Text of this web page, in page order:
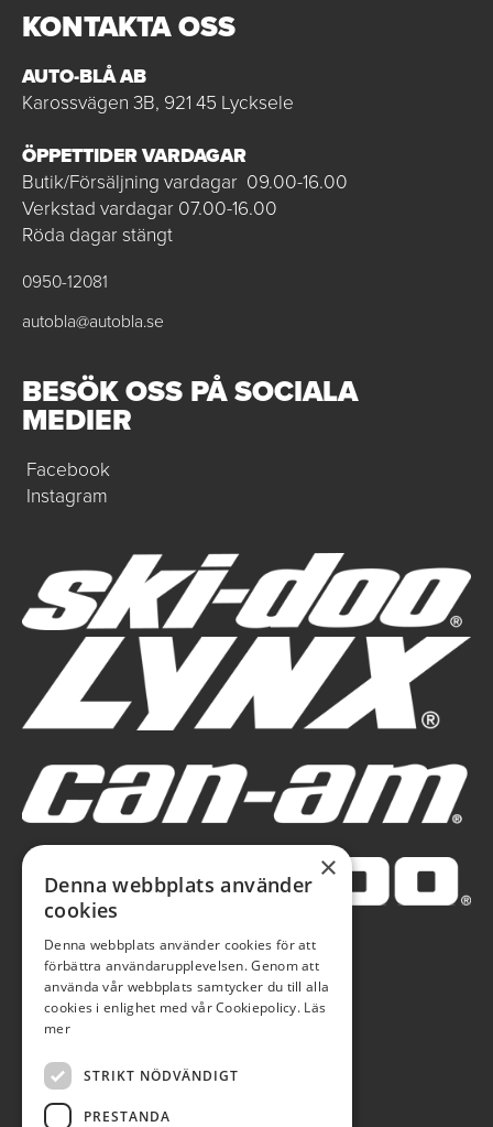
KONTAKTA OSS
AUTO-BLÅ AB
Karossvägen 3B, 921 45 Lycksele
ÖPPETTIDER VARDAGAR
Butik/Försäljning vardagar 09.00-16.00
Verkstad vardagar 07.00-16.00
Röda dagar stängt
0950-12081
autobla@autobla.se
BESÖK OSS PÅ SOCIALA
MEDIER
Facebook
Instagram
×
Denna webbplats använder
cookies
Denna webbplats använder cookies för att
förbättra användarupplevelsen. Genom att
använda vår webbplats samtycker du till alla
cookies i enlighet med vår Cookiepolicy. Läs
mer
STRIKT NÖDVÄNDIGT
PRESTANDA